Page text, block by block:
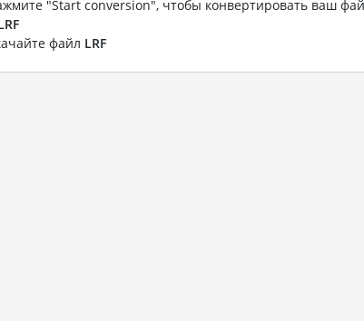
"Start conversion", чтобы конвертировать ваш
файл LRF